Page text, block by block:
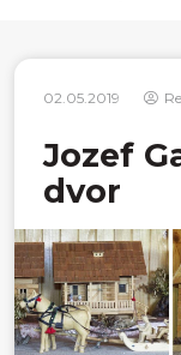
02.05.2019
Jozef
dvor